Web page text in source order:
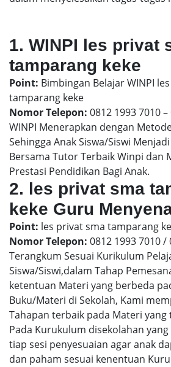
1. WINPI les privat
tamparang keke
Point: Bimbingan Belajar WINPI
tamparang keke
Nomor Telepon: 0812 1993 7010
WINPI Menerapkan dengan
Sehingga Anak Siswa/Siswi
Bersama Tutor Terbaik Winpi dan
Prestasi Pendidikan Bagi Anak.
2. les privat sma
keke Guru
Point: les privat sma tamparang
Nomor Telepon: 0812 1993 7010 /
Terangkum Sesuai Kurikulum
Siswa/Siswi,dalam Tahap
ketentuan Materi yang berbeda
Buku/Materi di Sekolah, Kami
Tahapan terbaik pada Materi yang
Pada Kurukulum disekolahan
tiap sesi penyesuaian agar anak
dan paham sesuai kenentuan